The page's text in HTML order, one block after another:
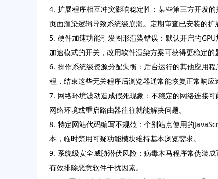
4. 扩展程序相互冲突影响稳定性：某些第三方开发
页面渲染逻辑导致系统级崩溃。定期审查已安装的扩
5. 硬件加速功能引发图形渲染错误：默认开启的
加速模式的开关，改用软件渲染方案可获得更稳定的
6. 操作系统级资源分配失衡：后台运行的其他应用
程，结束这些无关程序后浏览器通常能恢复正常响应
7. 网络环境波动造成假死现象：不稳定的网络连接
网络环境或重启路由器往往就能解决问题。
8. 特定网站代码编写不规范：个别站点使用的
本，临时禁用可疑功能模块维持基本浏览需求。
9. 系统级安全威胁潜伏风险：病毒木马程序常伪装
有效排除恶意软件干扰因素。